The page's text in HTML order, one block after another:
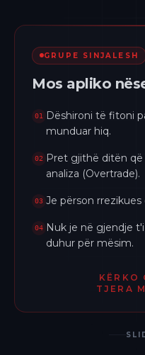
GRUPE SINJALESH
Mos apliko
01
Dëshironi të fitoni
munduar hiq.
02
Pret gjithë ditën
analiza (Overtrade).
03 Je përson
04 Nuk je në gjendje
duhur për mësim.
KËRKO
TJERA